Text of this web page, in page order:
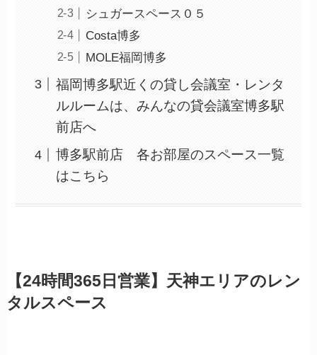
シュガースペース０５
Costa博多
MOLE福岡博多
福岡博多駅近くの貸し会議室・レンタ
ルルームは、みんなの貸会議室博多駅
前店へ
博多駅前店 各お部屋のスペース一覧
はこちら
【24時間365日営業】天神エリアのレン
タルスペース